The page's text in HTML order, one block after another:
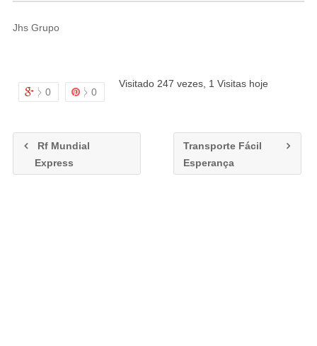
Jhs Grupo
0 0
Visitado 247 vezes, 1 Visitas hoje
Rf Mundial
Express
Transporte Fácil
Esperança